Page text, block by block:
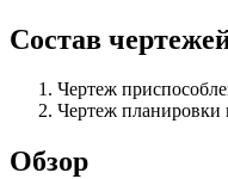
Состав
Чертеж
Чертеж
Обзор